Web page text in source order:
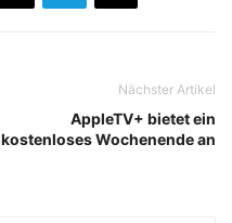
Nächster Artikel
AppleTV+ bietet ein
kostenloses Wochenende an